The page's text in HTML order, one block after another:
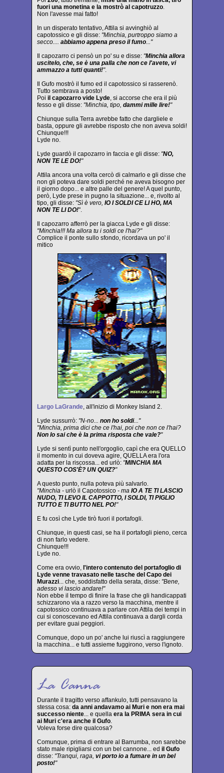
fuori una monetina e la mostrò al capotruzzo.
Non l'avesse mai fatto!
In un disperato tentativo, Attila si avvinghiò al
capotossico e gli disse: "Minchia, purtroppo siamo a
secco.... abbiamo appena preso il fumo..."
Il capozarro ci pensò un po' su e disse: "Minchia allora
uscitelo, che, se è una palla che non ce l'avete, vi
ammazzo a tutti quanti!".
Il Gufo mostrò il fumo ed il capotossico si rasserenò.
Tutto sembrava a posto!
Poi il capozarro vide Lyde, si accorse che era il più
fesso e gli disse: "Minchia, tipo, dammi mille lire!"
Chiunque sulla Terra avrebbe fatto che dargliele e
basta, oppure gli avrebbe risposto che non aveva soldi!
Chiunque!!!
Lyde no.
Lyde guardò il capozarro in faccia e gli disse: "NO,
NON TE LE DO!"
Attila ancora una volta cercò di calmarlo e gli disse che
non gli poteva dare soldi perché ne aveva bisogno per
il giorno dopo... e altre palle del genere! A quel punto,
però, Lyde prese in pugno la situazione... e, rivolto al
tipo, gli disse: "Sì è vero, IO I SOLDI CE LI HO, MA
NON TE LI DO!".
Il capozarro afferrò per la giacca Lyde e gli disse:
"Minchia!!! Ma allora tu i soldi ce l'hai?"
Complice il ponte sullo sfondo, ricordava un po' il
mitico
Largo LaGrande, all'inizio di Monkey Island 2.
Lyde sussurrò: "N-no... non ho soldi..."
"Minchia, prima dici che ce l'hai, poi che non ce l'hai?
Non lo sai che è la prima risposta che vale?"
Lyde si sentì punto nell'orgoglio, capì che era QUELLO
il momento in cui doveva agire, QUELLA era l'ora
adatta per la riscossa... ed urlò: "MINCHIA MA
QUESTO COS'È? UN QUIZ?"
A questo punto, nulla poteva più salvarlo.
"Minchia - urlò il Capotossico - ma IO A TE TI LASCIO
NUDO, TI LEVO IL CAPPOTTO, I SOLDI, TI PIGLIO
TUTTO E TI BUTTO NEL PO!"
E fu così che Lyde tirò fuori il portafogli.
Chiunque, in questi casi, se ha il portafogli pieno, cerca
di non farlo vedere.
Chiunque!!!
Lyde no.
Come era ovvio, l'intero contenuto del portafoglio di
Lyde venne travasato nelle tasche del Capo dei
Murazzi... che, soddisfatto della serata, disse: "Bene,
adesso vi lascio andare!"
Non ebbe il tempo di finire la frase che gli handicappati
schizzarono via a razzo verso la macchina, mentre il
capotossico continuava a parlare con Attila dei tempi in
cui si conoscevano ed Attila continuava a dargli corda
per evitare guai peggiori.
Comunque, dopo un po' anche lui riuscì a raggiungere
la macchina... e tutti assieme fuggirono, verso l'ignoto.
Durante il tragitto verso affankulo, tutti pensavano la
stessa cosa: da anni andavamo ai Muri e non era mai
successo niente... e quella era la PRIMA sera in cui
ai Muri c'era anche il Gufo.
Voleva forse dire qualcosa?
Comunque, prima di entrare al Barrumba, non sarebbe
stato male ripigliarsi con un bel cannone... ed il Gufo
disse: "Tranqui, raga, vi porto io a fumare in un bel
posto!"